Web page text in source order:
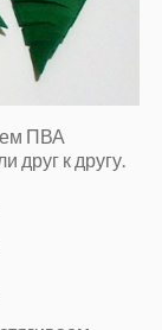
ПВА
друг к другу.